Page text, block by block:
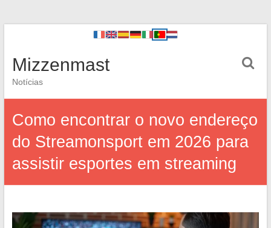
Mizzenmast
Notícias
Como encontrar o novo endereço
do Streamonsport em 2026 para
assistir esportes em streaming